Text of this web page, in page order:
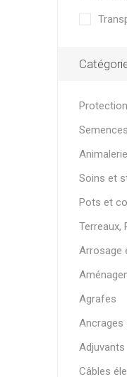
Animalerie
Soins et
Pots et
Terreaux,
Arrosage
Agrafes
Ancrages
Adjuvants
Câbles